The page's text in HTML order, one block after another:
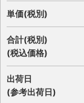
単価(税別)
合計(税別)
(税込価格)
出荷日
(参考出荷日)